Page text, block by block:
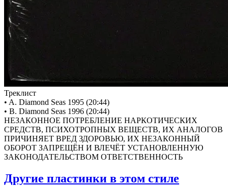
Треклист
• A. Diamond Seas 1995 (20:44)
• B. Diamond Seas 1996 (20:44)
НЕЗАКОННОЕ ПОТРЕБЛЕНИЕ НАРКОТИЧЕСКИХ
СРЕДСТВ, ПСИХОТРОПНЫХ ВЕЩЕСТВ, ИХ АНАЛОГОВ
ПРИЧИНЯЕТ ВРЕД ЗДОРОВЬЮ, ИХ НЕЗАКОННЫЙ
ОБОРОТ ЗАПРЕЩЁН И ВЛЕЧЁТ УСТАНОВЛЕННУЮ
ЗАКОНОДАТЕЛЬСТВОМ ОТВЕТСТВЕННОСТЬ
Другие пластинки в этом стиле